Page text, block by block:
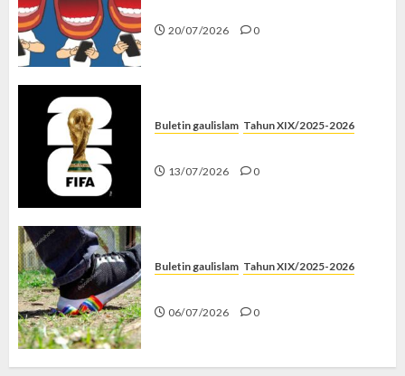
20/07/2026 0
Buletin gaulislam Tahun XIX/2025-2026
13/07/2026 0
Buletin gaulislam Tahun XIX/2025-2026
06/07/2026 0